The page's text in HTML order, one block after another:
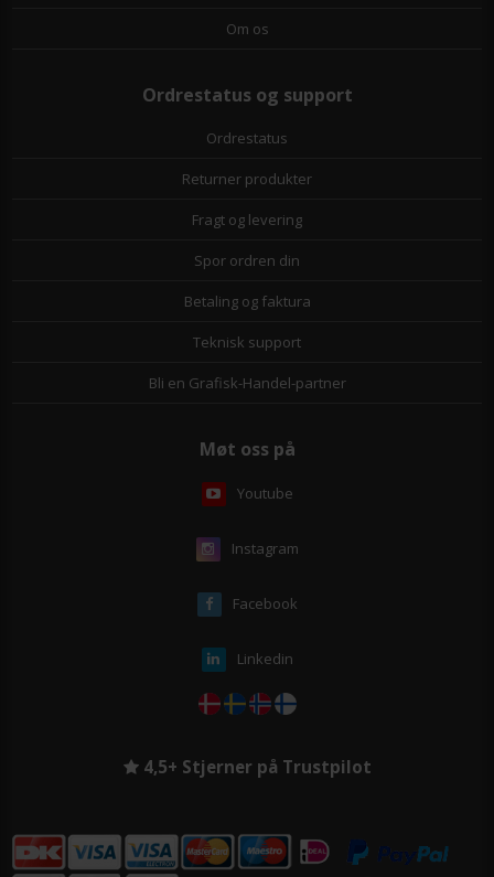
Om os
Ordrestatus og support
Ordrestatus
Returner produkter
Fragt og levering
Spor ordren din
Betaling og faktura
Teknisk support
Bli en Grafisk-Handel-partner
Møt oss på
Youtube
Instagram
Facebook
Linkedin
4,5+ Stjerner på Trustpilot